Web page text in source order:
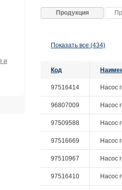
и
Продукция
Показать все (434)
Код
97516414 Насос
96807009 Насос
97509588 Насос
97516669 Насос
97510967 Насос
97516410 Насос